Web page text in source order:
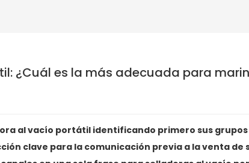
¿Cuál es la más adecuada para
al vacío portátil identificando primero sus
clave para la comunicación previa a la venta